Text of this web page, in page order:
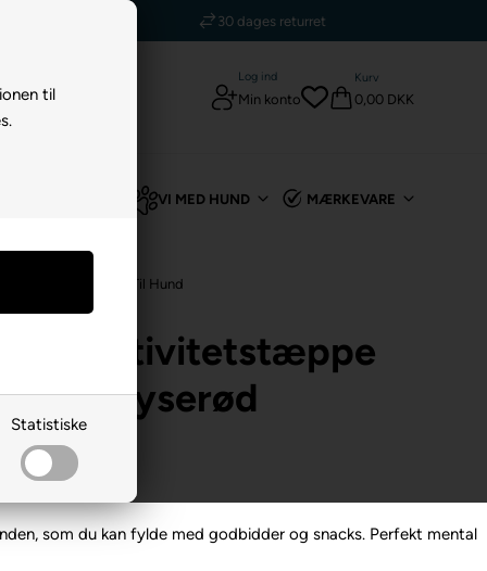
til
Statistiske
5 stjerner - Trustpilot
Log ind
Min konto
Kurv
0,00 DKK
VI MED HUND MÆRKEVARE
Aktivitetslegetøj Til Hund
Aktivitetstæppe
En Lyserød
som du kan fylde med godbidder og snacks. Perfekt mental